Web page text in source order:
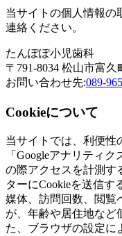
当サイトの個人情報の
連絡ください。
たんぽぽ小児歯科
〒791-8034 松山市富久
お問い合わせ先:089-
Cookieについて
当サイトでは、利便性
「Googleアナリティ
の際アクセスを計測す
ターにCookieを送信す
媒体、訪問回数、閲覧
が、年齢や居住地など
た、ブラウザの設定に